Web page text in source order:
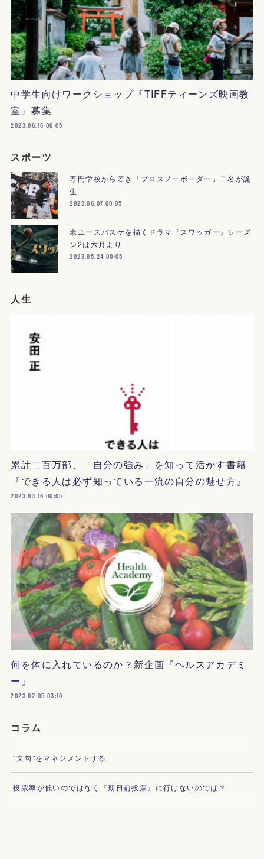
中学生向けワークショップ『TIFFティーンズ映画教
室』募集
2023.06.16 00:05
スポーツ
専門学校から若き「プロスノーボーダー」二名が誕
生
2023.06.07 00:05
米ユースバスケを描くドラマ『スワッガー』シーズ
ン2は六月より
2023.05.24 00:05
人生
累計二百万部、「自分の強み」を知って活かす書籍
『できる人は必ず知っている一流の自分の魅せ方』
2023.03.16 00:05
何を体に入れているのか？新企画『ヘルスアカデミ
ー』
2023.02.05 03:10
コラム
“文句”をマネジメントする
投票率が低いのではなく『期日前投票』に行けないのでは？